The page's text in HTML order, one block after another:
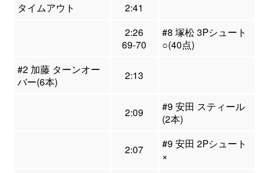
タイムアウト
2:41
2:26
69-70
#8 塚松 3Pシュート
○(40点)
#2 加藤 ターンオー
バー(6本)
2:13
2:09
#9 安田 スティール
(2本)
2:07
#9 安田 2Pシュート
×